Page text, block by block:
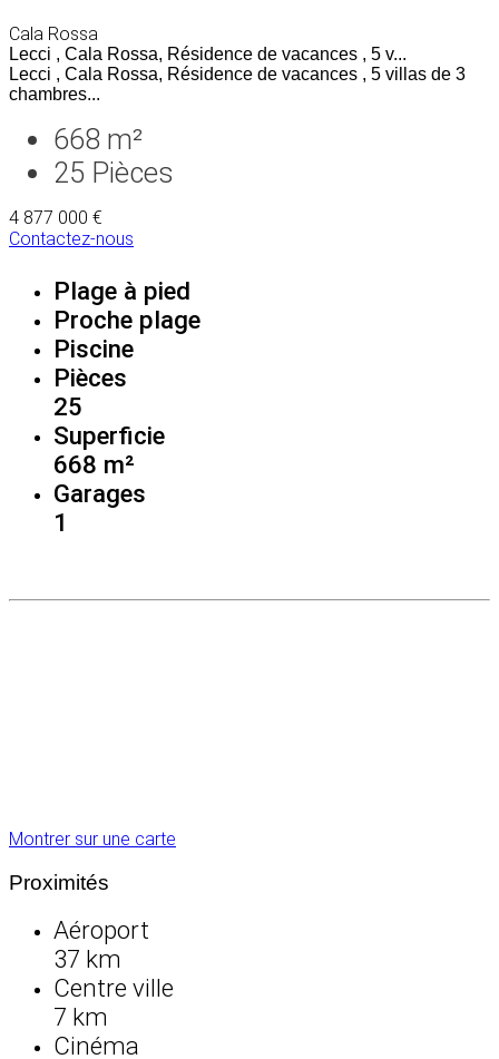
Cala Rossa
Lecci , Cala Rossa, Résidence de vacances , 5 v...
Lecci , Cala Rossa, Résidence de vacances , 5 villas de 3
chambres...
668 m²
25 Pièces
4 877 000 €
Contactez-nous
Plage à pied
Proche plage
Piscine
Pièces
25
Superficie
668 m²
Garages
1
Montrer sur une carte
Proximités
Aéroport
37 km
Centre ville
7 km
Cinéma